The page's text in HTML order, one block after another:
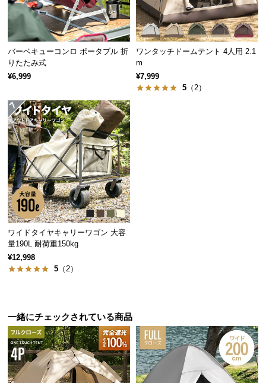
保
に
つ
会
員
規
約
に
つ
い
て
お
ー
お
バーベキューコンロ ポータブル 折
りたたみ式
¥6,999
ワンタッチドームテント 4人用 2.1
m
¥7,999
5 （2）
ワイドタイヤキャリーワゴン 大容
量190L 耐荷重150kg
¥12,998
5 （2）
一緒にチェックされている商品